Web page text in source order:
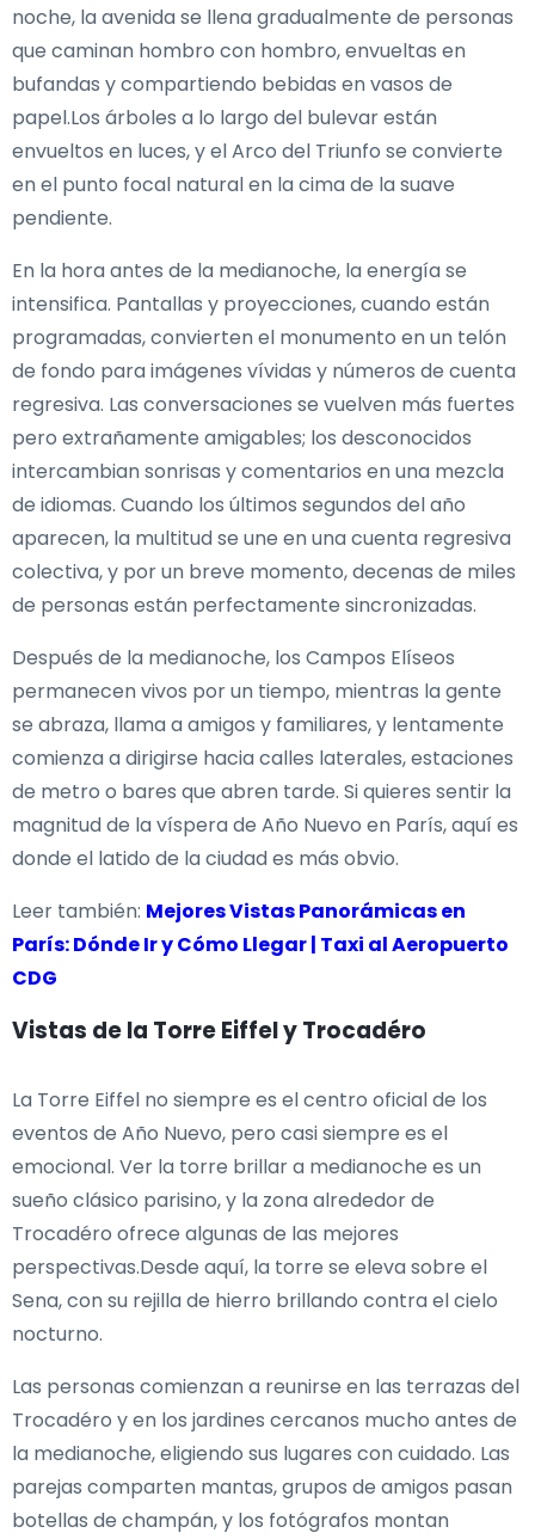
noche, la avenida se llena gradualmente de personas
que caminan hombro con hombro, envueltas en
bufandas y compartiendo bebidas en vasos de
papel.Los árboles a lo largo del bulevar están
envueltos en luces, y el Arco del Triunfo se convierte
en el punto focal natural en la cima de la suave
pendiente.
En la hora antes de la medianoche, la energía se
intensifica. Pantallas y proyecciones, cuando están
programadas, convierten el monumento en un telón
de fondo para imágenes vívidas y números de cuenta
regresiva. Las conversaciones se vuelven más fuertes
pero extrañamente amigables; los desconocidos
intercambian sonrisas y comentarios en una mezcla
de idiomas. Cuando los últimos segundos del año
aparecen, la multitud se une en una cuenta regresiva
colectiva, y por un breve momento, decenas de miles
de personas están perfectamente sincronizadas.
Después de la medianoche, los Campos Elíseos
permanecen vivos por un tiempo, mientras la gente
se abraza, llama a amigos y familiares, y lentamente
comienza a dirigirse hacia calles laterales, estaciones
de metro o bares que abren tarde. Si quieres sentir la
magnitud de la víspera de Año Nuevo en París, aquí es
donde el latido de la ciudad es más obvio.
Leer también: Mejores Vistas Panorámicas en
París: Dónde Ir y Cómo Llegar | Taxi al Aeropuerto
CDG
Vistas de la Torre Eiffel y Trocadéro
La Torre Eiffel no siempre es el centro oficial de los
eventos de Año Nuevo, pero casi siempre es el
emocional. Ver la torre brillar a medianoche es un
sueño clásico parisino, y la zona alrededor de
Trocadéro ofrece algunas de las mejores
perspectivas.Desde aquí, la torre se eleva sobre el
Sena, con su rejilla de hierro brillando contra el cielo
nocturno.
Las personas comienzan a reunirse en las terrazas del
Trocadéro y en los jardines cercanos mucho antes de
la medianoche, eligiendo sus lugares con cuidado. Las
parejas comparten mantas, grupos de amigos pasan
botellas de champán, y los fotógrafos montan